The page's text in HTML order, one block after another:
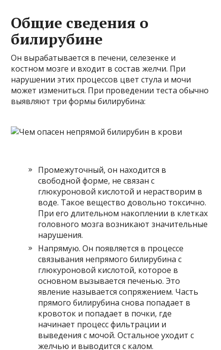
Общие сведения о
билирубине
Он вырабатывается в печени, селезенке и
костном мозге и входит в состав желчи. При
нарушении этих процессов цвет стула и мочи
может измениться. При проведении теста обычно
выявляют три формы билирубина:
Промежуточный, он находится в
свободной форме, не связан с
глюкуроновой кислотой и нерастворим в
воде. Такое вещество довольно токсично.
При его длительном накоплении в клетках
головного мозга возникают значительные
нарушения.
Напрямую. Он появляется в процессе
связывания непрямого билирубина с
глюкуроновой кислотой, которое в
основном вызывается печенью. Это
явление называется сопряжением. Часть
прямого билирубина снова попадает в
кровоток и попадает в почки, где
начинает процесс фильтрации и
выведения с мочой. Остальное уходит с
желчью и выводится с калом.